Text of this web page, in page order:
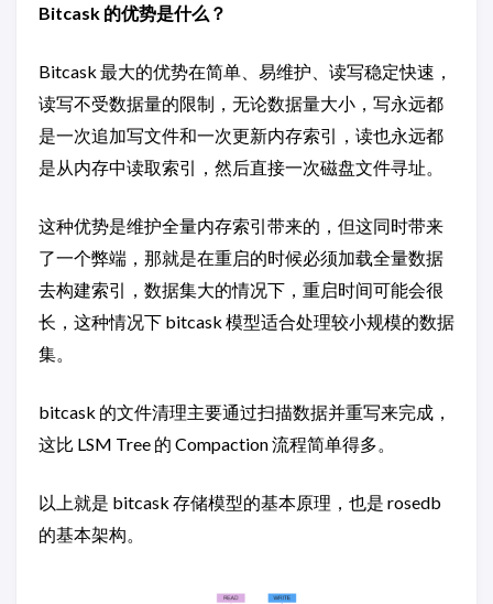
Bitcask 的优势是什么？
Bitcask 最大的优势在简单、易维护、读写稳定快速，
读写不受数据量的限制，无论数据量大小，写永远都
是一次追加写文件和一次更新内存索引，读也永远都
是从内存中读取索引，然后直接一次磁盘文件寻址。
这种优势是维护全量内存索引带来的，但这同时带来
了一个弊端，那就是在重启的时候必须加载全量数据
去构建索引，数据集大的情况下，重启时间可能会很
长，这种情况下 bitcask 模型适合处理较小规模的数据
集。
bitcask 的文件清理主要通过扫描数据并重写来完成，
这比 LSM Tree 的 Compaction 流程简单得多。
以上就是 bitcask 存储模型的基本原理，也是 rosedb
的基本架构。